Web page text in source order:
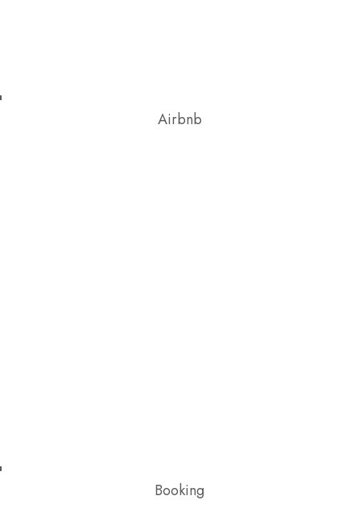
Airbnb
Booking